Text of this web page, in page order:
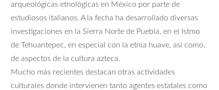
arqueológicas etnológicas en México por parte de
estudiosos italianos. A la fecha ha desarrollado diversas
investigaciones en la Sierra Norte de Puebla, en el Istmo
de Tehuantepec, en especial con la etnia huave, así como,
de aspectos de la cultura azteca.
Mucho más recientes destacan otras actividades
culturales donde intervienen tanto agentes estatales como